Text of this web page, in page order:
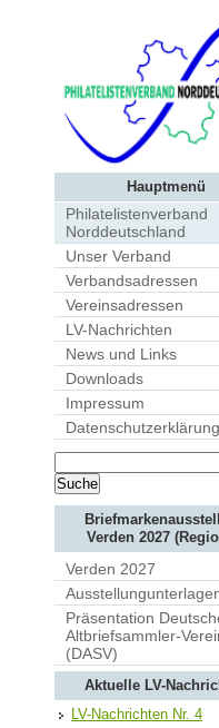
Hauptmenü
Philatelistenverband
Norddeutschland
Unser Verband
Verbandsadressen
Vereinsadressen
LV-Nachrichten
News und Links
Downloads
Impressum
Datenschutzerklärung
Verden 2027
Verden 2027
Präsentation
Altbriefsammler-
(DASV)
Aktuelle LV-
LV-Nachrichten Nr. 4